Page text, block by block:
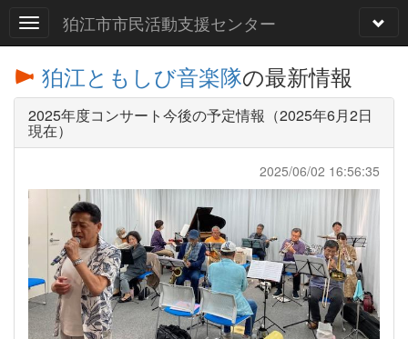
狛江市市民活動支援センター
狛江ともしび音楽隊の最新情報
2025年度コンサート今後の予定情報（2025年6月2日
現在）
2025/06/02 16:56:35